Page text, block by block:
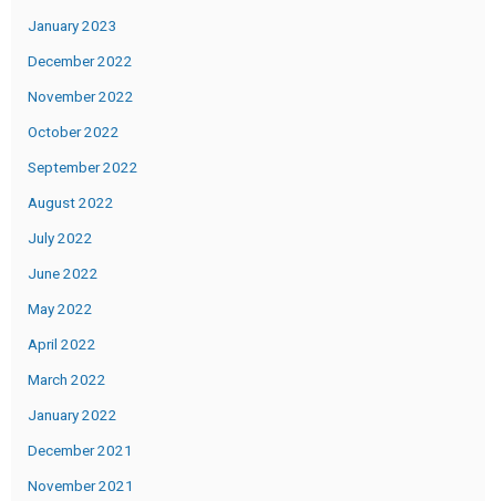
January 2023
December 2022
November 2022
October 2022
September 2022
August 2022
July 2022
June 2022
May 2022
April 2022
March 2022
January 2022
December 2021
November 2021